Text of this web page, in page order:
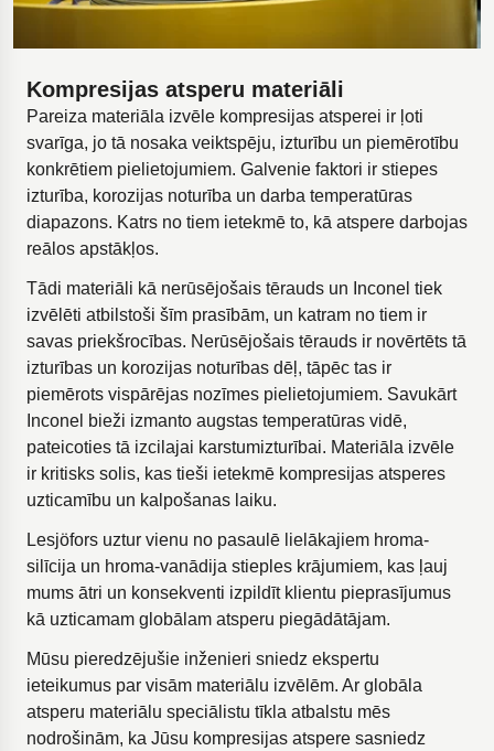
Kompresijas atsperu materiāli
Pareiza materiāla izvēle kompresijas atsperei ir ļoti
svarīga, jo tā nosaka veiktspēju, izturību un piemērotību
konkrētiem pielietojumiem. Galvenie faktori ir stiepes
izturība, korozijas noturība un darba temperatūras
diapazons. Katrs no tiem ietekmē to, kā atspere darbojas
reālos apstākļos.
Tādi materiāli kā nerūsējošais tērauds un Inconel tiek
izvēlēti atbilstoši šīm prasībām, un katram no tiem ir
savas priekšrocības. Nerūsējošais tērauds ir novērtēts tā
izturības un korozijas noturības dēļ, tāpēc tas ir
piemērots vispārējas nozīmes pielietojumiem. Savukārt
Inconel bieži izmanto augstas temperatūras vidē,
pateicoties tā izcilajai karstumizturībai. Materiāla izvēle
ir kritisks solis, kas tieši ietekmē kompresijas atsperes
uzticamību un kalpošanas laiku.
Lesjöfors uztur vienu no pasaulē lielākajiem hroma-
silīcija un hroma-vanādija stieples krājumiem, kas ļauj
mums ātri un konsekventi izpildīt klientu pieprasījumus
kā uzticamam globālam atsperu piegādātājam.
Mūsu pieredzējušie inženieri sniedz ekspertu
ieteikumus par visām materiālu izvēlēm. Ar globāla
atsperu materiālu speciālistu tīkla atbalstu mēs
nodrošinām, ka Jūsu kompresijas atspere sasniedz